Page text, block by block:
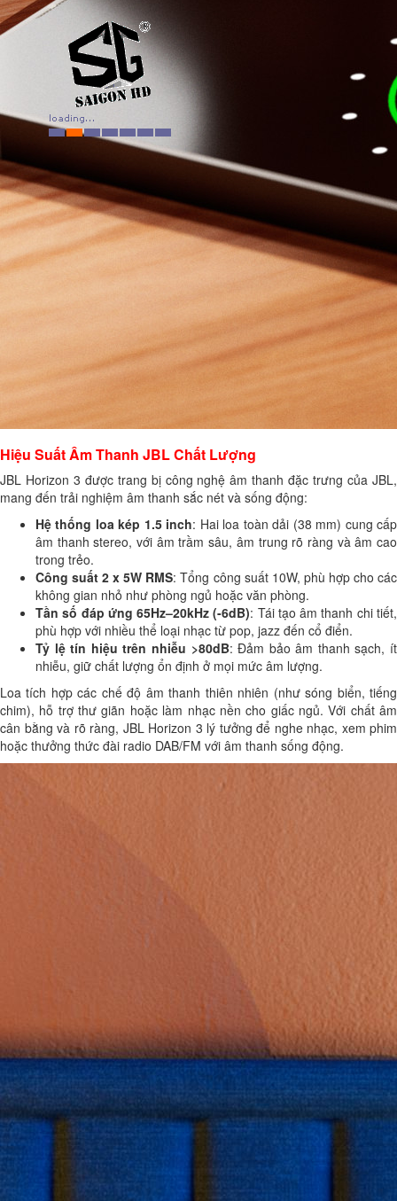
Hiệu Suất Âm Thanh JBL Chất Lượng
JBL Horizon 3 được trang bị công nghệ âm thanh đặc trưng của JBL,
mang đến trải nghiệm âm thanh sắc nét và sống động:
Hệ thống loa kép 1.5 inch: Hai loa toàn dải (38 mm) cung cấp
âm thanh stereo, với âm trầm sâu, âm trung rõ ràng và âm cao
trong trẻo.
Công suất 2 x 5W RMS: Tổng công suất 10W, phù hợp cho các
không gian nhỏ như phòng ngủ hoặc văn phòng.
Tần số đáp ứng 65Hz–20kHz (-6dB): Tái tạo âm thanh chi tiết,
phù hợp với nhiều thể loại nhạc từ pop, jazz đến cổ điển.
Tỷ lệ tín hiệu trên nhiễu >80dB: Đảm bảo âm thanh sạch, ít
nhiễu, giữ chất lượng ổn định ở mọi mức âm lượng.
Loa tích hợp các chế độ âm thanh thiên nhiên (như sóng biển, tiếng
chim), hỗ trợ thư giãn hoặc làm nhạc nền cho giấc ngủ. Với chất âm
cân bằng và rõ ràng, JBL Horizon 3 lý tưởng để nghe nhạc, xem phim
hoặc thưởng thức đài radio DAB/FM với âm thanh sống động.